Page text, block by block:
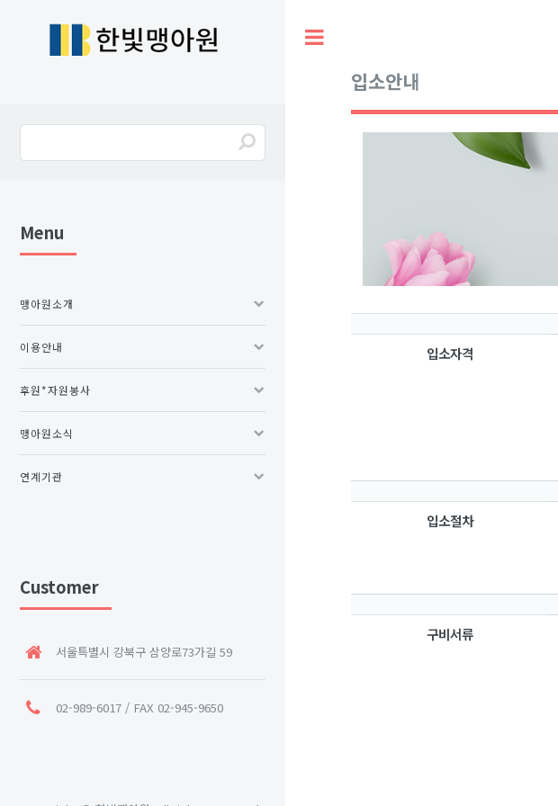
입소안내
입소자격
입소절차
구비서류
Menu
맹아원소개
이용안내
후원*자원봉사
맹아원소식
연계기관
Customer
서울특별시 강북구 삼양로73가길 59
02-989-6017 / FAX 02-945-9650